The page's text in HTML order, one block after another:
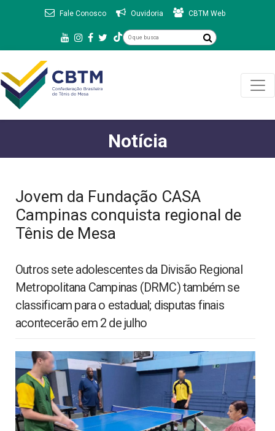
Fale Conosco Ouvidoria CBTM Web
Notícia
Jovem da Fundação CASA
Campinas conquista regional de
Tênis de Mesa
Outros sete adolescentes da Divisão Regional
Metropolitana Campinas (DRMC) também se
classificam para o estadual; disputas finais
acontecerão em 2 de julho